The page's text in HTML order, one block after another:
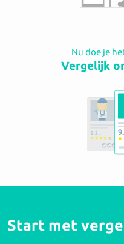
Nu doe je
Vergelijk
Start met